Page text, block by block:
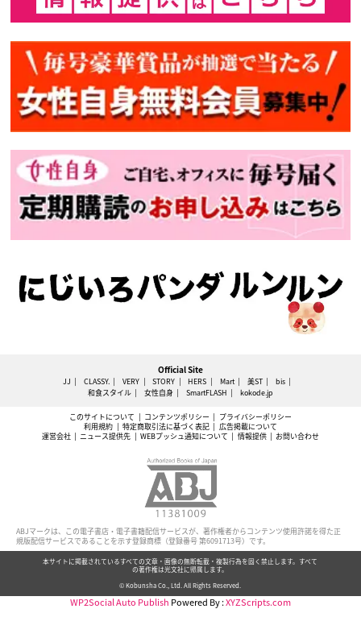
Official Site
JJ CLASSY. VERY STORY HERS Mart 美ST
bis
和食スタイル
女性自身 SmartFLASH kokode.jp
このサイトについて コンテンツポリシー
プライバシーポリシー
利用規約
特定商取引法に基づく表記
広告掲載について
運営会社
ニュース提供先 WEBプッシュ通知について 情報提供 お問い合わせ
ABJマークは、この電子書店・電子書籍配信サービスが、著作権者からコンテンツ使用許諾を得た正
規版配信サービスであることを示す登録商標（登録番号 第6091713号）です。
本サイトに掲載されているすべての文章・画像の無断転載・複製行為を固く禁止します。すべて
の著作権は光文社に帰属します。
© Kobunsha Co., Ltd. All Rights Reserved.
WP2Social Auto Publish Powered By :XYZScripts.com